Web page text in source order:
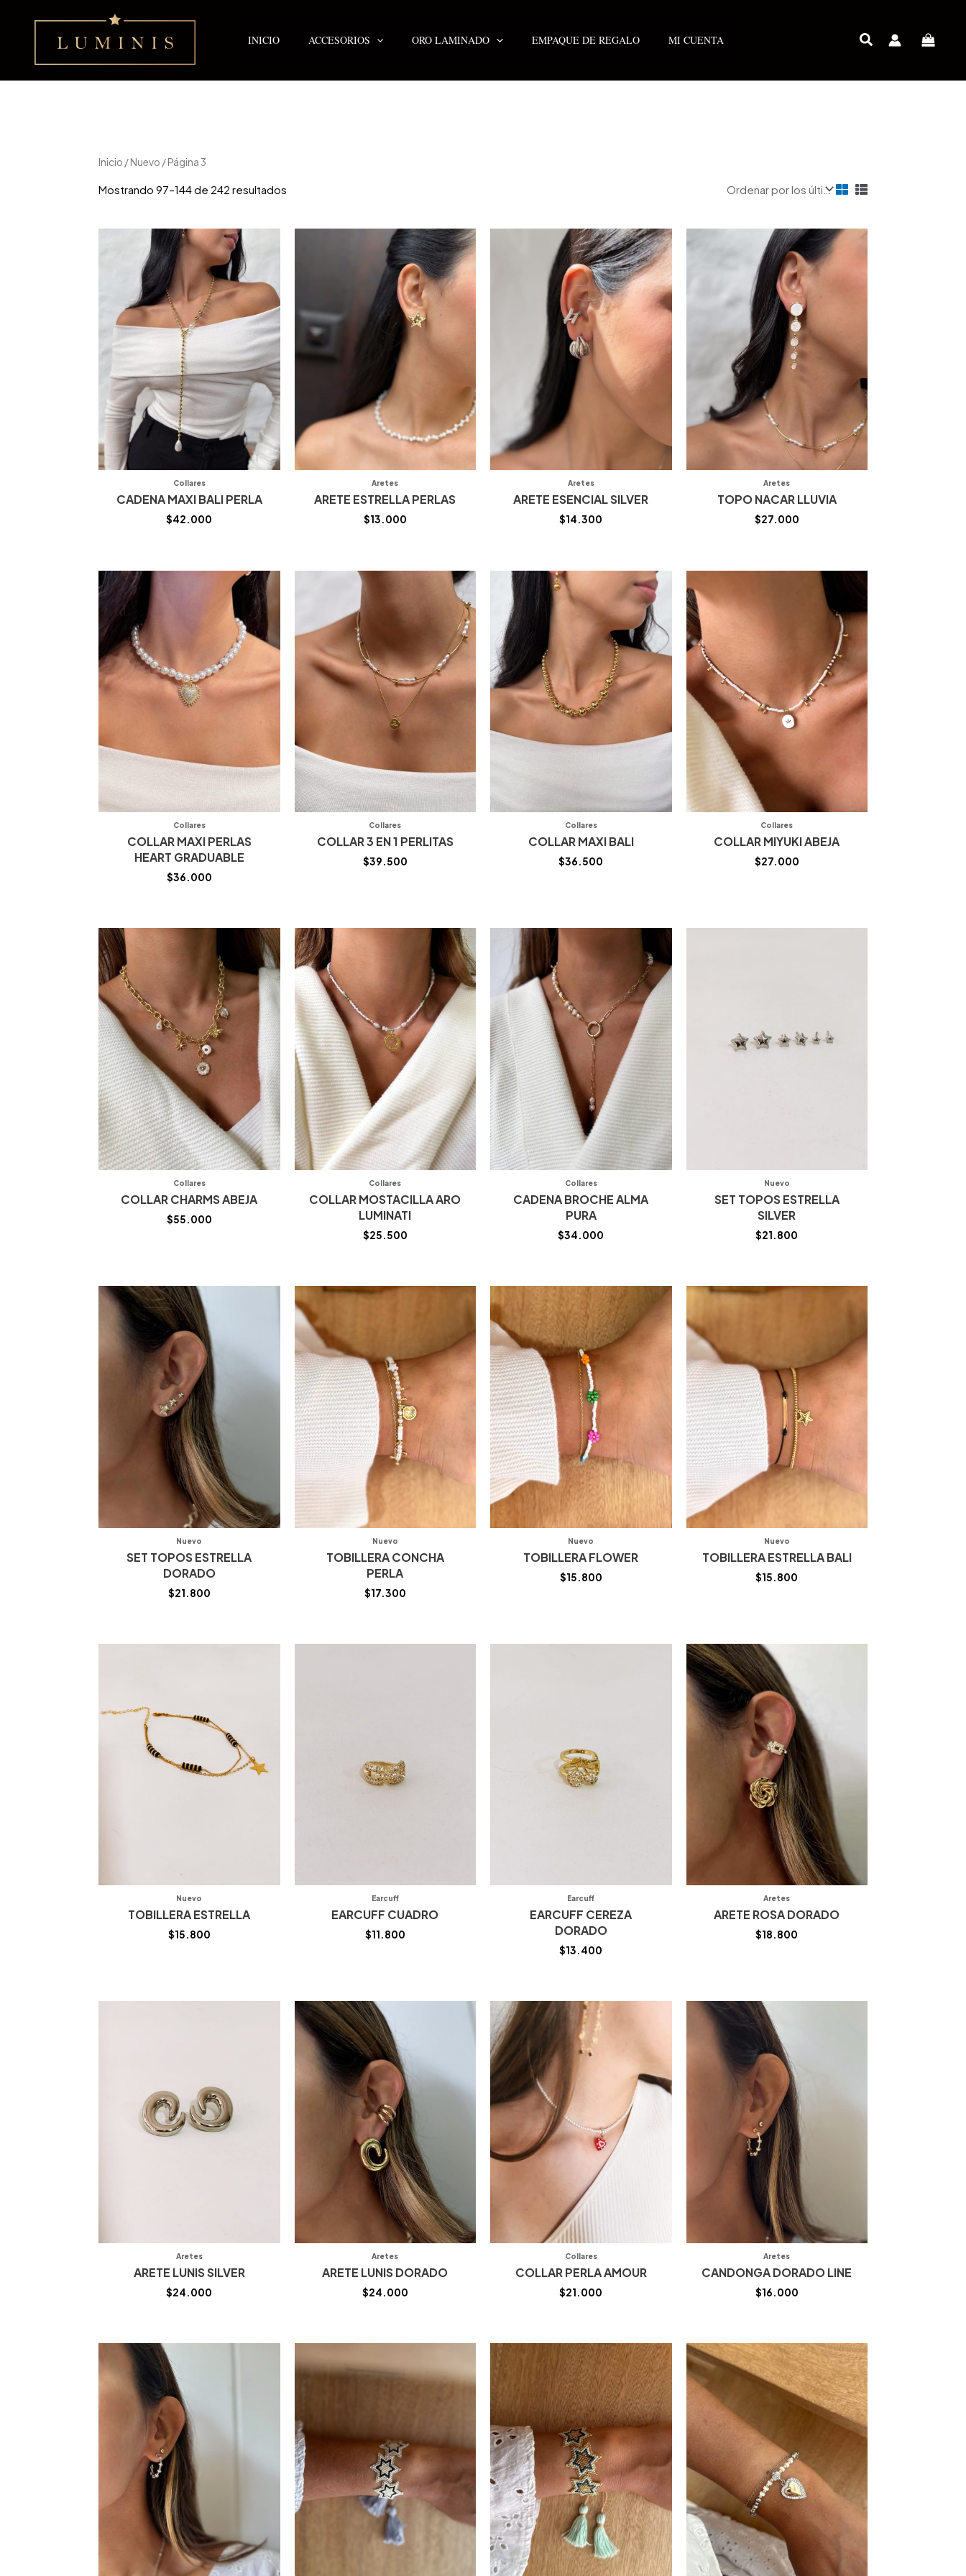
contenido
INICIO
ACCESORIOS ORO LAMINADO EMPAQUE DE REGALO MI CUENTA
Inicio /Nuevo / Página 3
Mostrando 97–144 de 242 resultados
Collares
CADENA MAXI BALI PERLA
$42.000
Aretes
ARETE ESTRELLA PERLAS
$13.000
Aretes
ARETE ESENCIAL SILVER
$14.300
Aretes
TOPO NACAR LLUVIA
$27.000
Collares
COLLAR MAXI PERLAS
HEART GRADUABLE
$36.000
Collares
COLLAR 3 EN 1 PERLITAS
$39.500
Collares
COLLAR MAXI BALI
$36.500
Collares
COLLAR MIYUKI ABEJA
$27.000
Collares
COLLAR CHARMS ABEJA
$55.000
Collares
COLLAR MOSTACILLA ARO
LUMINATI
$25.500
Collares
CADENA BROCHE ALMA
PURA
$34.000
Nuevo
SET TOPOS ESTRELLA
SILVER
$21.800
Nuevo
SET TOPOS ESTRELLA
DORADO
$21.800
Nuevo
TOBILLERA CONCHA
PERLA
$17.300
Nuevo
TOBILLERA FLOWER
$15.800
Nuevo
TOBILLERA ESTRELLA BALI
$15.800
Nuevo
TOBILLERA ESTRELLA
$15.800
Earcuff
EARCUFF CUADRO
$11.800
Earcuff
EARCUFF CEREZA
DORADO
$13.400
Aretes
ARETE ROSA DORADO
$18.800
Aretes
ARETE LUNIS SILVER
$24.000
Aretes
ARETE LUNIS DORADO
$24.000
Collares
COLLAR PERLA AMOUR
$21.000
Aretes
CANDONGA DORADO LINE
$16.000